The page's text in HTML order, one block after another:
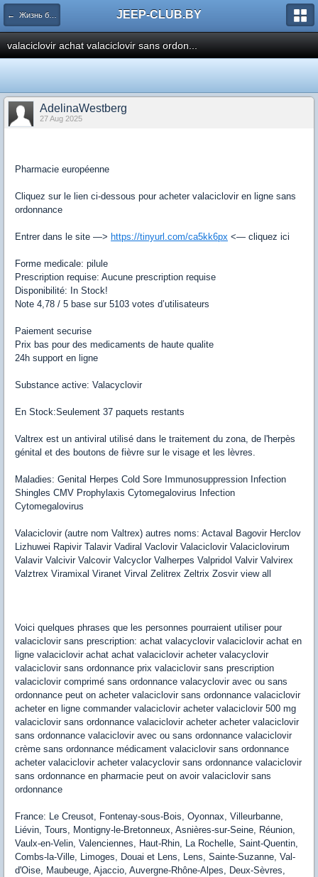
← Жизнь белорусского Jeep клуба JEEP-CLUB.BY
valaciclovir achat valaciclovir sans ordon...
AdelinaWestberg
27 Aug 2025
Pharmacie européenne
Cliquez sur le lien ci-dessous pour acheter valaciclovir en ligne sans
ordonnance
Entrer dans le site —> https://tinyurl.com/ca5kk6px <— cliquez ici
Forme medicale: pilule
Prescription requise: Aucune prescription requise
Disponibilité: In Stock!
Note 4,78 / 5 base sur 5103 votes d’utilisateurs
Paiement securise
Prix bas pour des medicaments de haute qualite
24h support en ligne
Substance active: Valacyclovir
En Stock:Seulement 37 paquets restants
Valtrex est un antiviral utilisé dans le traitement du zona, de l'herpès
génital et des boutons de fièvre sur le visage et les lèvres.
Maladies: Genital Herpes Cold Sore Immunosuppression Infection
Shingles CMV Prophylaxis Cytomegalovirus Infection
Cytomegalovirus
Valaciclovir (autre nom Valtrex) autres noms: Actaval Bagovir Herclov
Lizhuwei Rapivir Talavir Vadiral Vaclovir Valaciclovir Valaciclovirum
Valavir Valcivir Valcovir Valcyclor Valherpes Valpridol Valvir Valvirex
Valztrex Viramixal Viranet Virval Zelitrex Zeltrix Zosvir view all
Voici quelques phrases que les personnes pourraient utiliser pour
valaciclovir sans prescription: achat valacyclovir valaciclovir achat en
ligne valaciclovir achat achat valaciclovir acheter valacyclovir
valaciclovir sans ordonnance prix valaciclovir sans prescription
valaciclovir comprimé sans ordonnance valacyclovir avec ou sans
ordonnance peut on acheter valaciclovir sans ordonnance valaciclovir
acheter en ligne commander valaciclovir acheter valaciclovir 500 mg
valaciclovir sans ordonnance valaciclovir acheter acheter valaciclovir
sans ordonnance valaciclovir avec ou sans ordonnance valaciclovir
crème sans ordonnance médicament valaciclovir sans ordonnance
acheter valaciclovir acheter valacyclovir sans ordonnance valaciclovir
sans ordonnance en pharmacie peut on avoir valaciclovir sans
ordonnance
France: Le Creusot, Fontenay-sous-Bois, Oyonnax, Villeurbanne,
Liévin, Tours, Montigny-le-Bretonneux, Asnières-sur-Seine, Réunion,
Vaulx-en-Velin, Valenciennes, Haut-Rhin, La Rochelle, Saint-Quentin,
Combs-la-Ville, Limoges, Douai et Lens, Lens, Sainte-Suzanne, Val-
d'Oise, Maubeuge, Ajaccio, Auvergne-Rhône-Alpes, Deux-Sèvres,